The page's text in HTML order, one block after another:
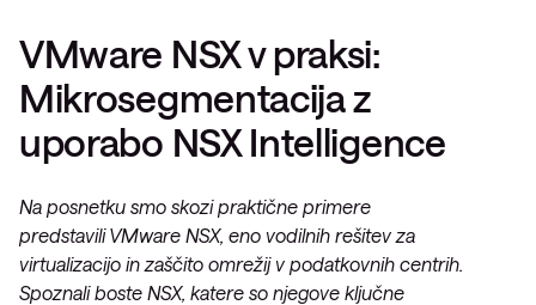
VMware NSX v praksi:
Mikrosegmentacija z
uporabo NSX Intelligence
Na posnetku smo skozi praktične primere
predstavili VMware NSX, eno vodilnih rešitev za
virtualizacijo in zaščito omrežij v podatkovnih centrih.
Spoznali boste NSX, katere so njegove ključne